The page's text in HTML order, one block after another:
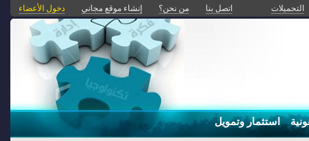
التحميلات اتصل بنا من نحن؟ إنشاء موقع مجاني دخول الأعضاء
استثمار وتمويل